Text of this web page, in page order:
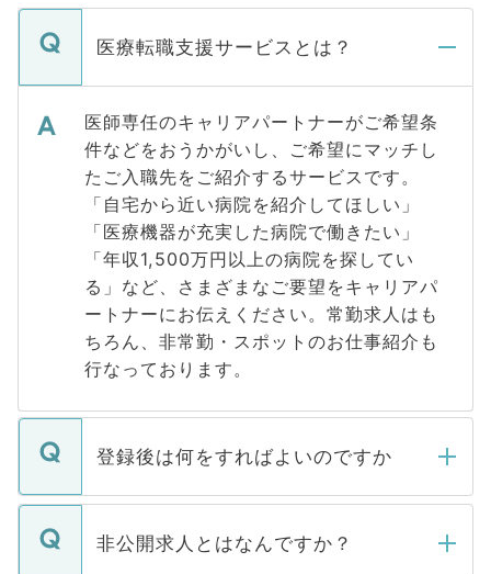
医療転職支援サービスとは？
医師専任のキャリアパートナーがご希望条
件などをおうかがいし、ご希望にマッチし
たご入職先をご紹介するサービスです。
「自宅から近い病院を紹介してほしい」
「医療機器が充実した病院で働きたい」
「年収1,500万円以上の病院を探してい
る」など、さまざまなご要望をキャリアパ
ートナーにお伝えください。常勤求人はも
ちろん、非常勤・スポットのお仕事紹介も
行なっております。
登録後は何をすればよいのですか
ご登録いただきましたら、弊社担当者がご
登録内容を確認し、その後メールもしくは
非公開求人とはなんですか？